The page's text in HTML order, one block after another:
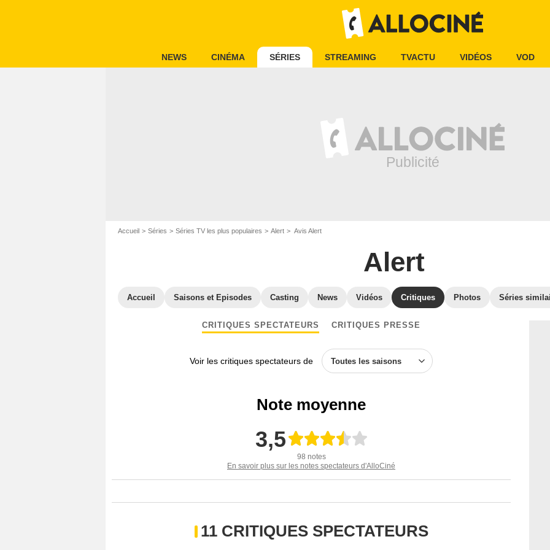
NEWS CINÉMA SÉRIES STREAMING TVACTU VIDÉOS VOD
Accueil Séries Séries TV les plus populaires Alert Avis Alert
Alert
Accueil Saisons et Episodes Casting News Vidéos Critiques Photos Séries
CRITIQUES SPECTATEURS CRITIQUES PRESSE
Voir les critiques spectateurs de Toutes les saisons
Note moyenne
3,5
98 notes
En savoir plus sur les notes spectateurs d'AlloCiné
11 CRITIQUES SPECTATEURS